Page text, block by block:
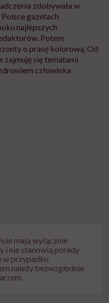
zdobywała w
gazetach
najlepszych
Potem
o prasę kolorową. Od
zajmuję się tematami
człowieka
mają wyłącznie
i nie stanowią porady
w przypadku
należy bezwzględnie